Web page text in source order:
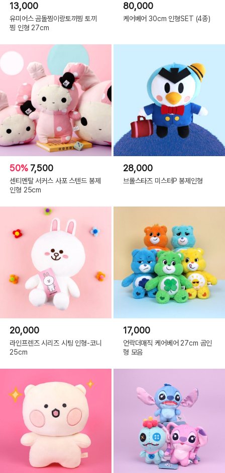
무릎 위에 올혀놓아 심신의 안정감도 유지하실 수 있답니다.
13,000
유미어스 곰돌찡이랑토끼찡 토끼
찡 인형 27cm
80,000
케어베어 30cm 인형SET (4종)
50% 7,500
센티멘탈 서커스 사포 스텐드 봉제
인형 25cm
28,000
브롤스타즈 미스터P 봉제인형
20,000
라인프렌즈 시리즈 시팅 인형-코니
25cm
17,000
언락더매직 케어베어 27cm 곰인
형 모음